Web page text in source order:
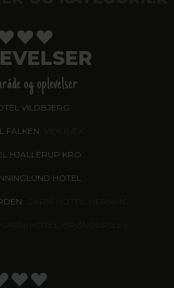
og oplevelser
VILDBJERG
FALKEN
HJALLERUP KRO
HOTEL